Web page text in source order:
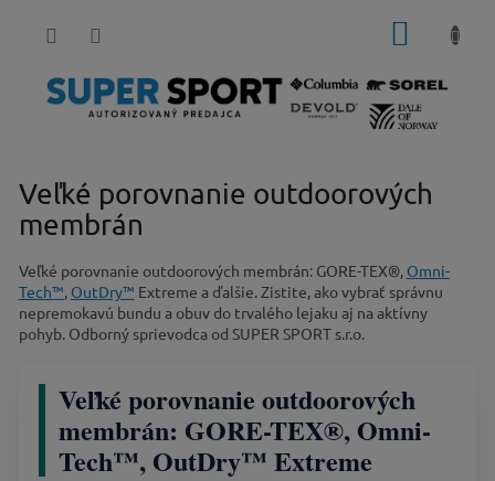
Veľké porovnanie outdoorových
membrán
Veľké porovnanie outdoorových membrán: GORE-TEX®, Omni-
Tech™, OutDry™ Extreme a ďalšie. Zistite, ako vybrať správnu
nepremokavú bundu a obuv do trvalého lejaku aj na aktívny
pohyb. Odborný sprievodca od SUPER SPORT s.r.o.
Veľké porovnanie outdoorových
membrán: GORE-TEX®, Omni-
Tech™, OutDry™ Extreme